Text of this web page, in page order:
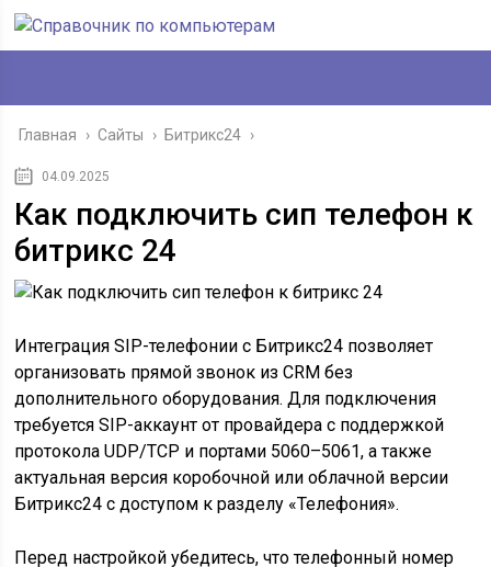
Главная › Сайты › Битрикс24 ›
04.09.2025
Как подключить сип телефон к
битрикс 24
Интеграция SIP-телефонии с Битрикс24 позволяет
организовать прямой звонок из CRM без
дополнительного оборудования. Для подключения
требуется SIP-аккаунт от провайдера с поддержкой
протокола UDP/TCP и портами 5060–5061, а также
актуальная версия коробочной или облачной версии
Битрикс24 с доступом к разделу «Телефония».
Перед настройкой убедитесь, что телефонный номер